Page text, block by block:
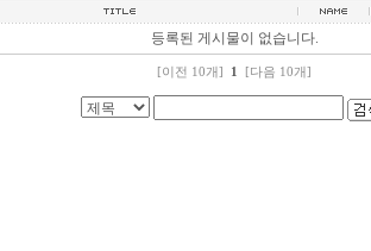
등록된 게시물이 없습니다.
[이전 10개] 1 [다음 10개]